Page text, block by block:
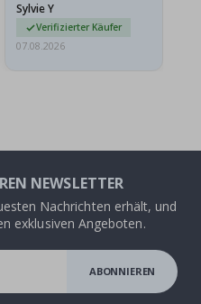
sie…
Sylvie Y
Verifizierter Käufer
07.08.2026
NEWSLETTER
Nachrichten erhält, und
exklusiven Angeboten.
ABONNIEREN